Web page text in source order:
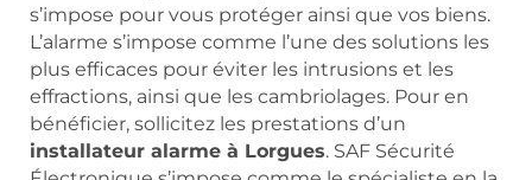
s’impose pour vous protéger ainsi que vos biens.
L’alarme s’impose comme l’une des solutions les
plus efficaces pour éviter les intrusions et les
effractions, ainsi que les cambriolages. Pour en
bénéficier, sollicitez les prestations d’un
installateur alarme à Lorgues. SAF Sécurité